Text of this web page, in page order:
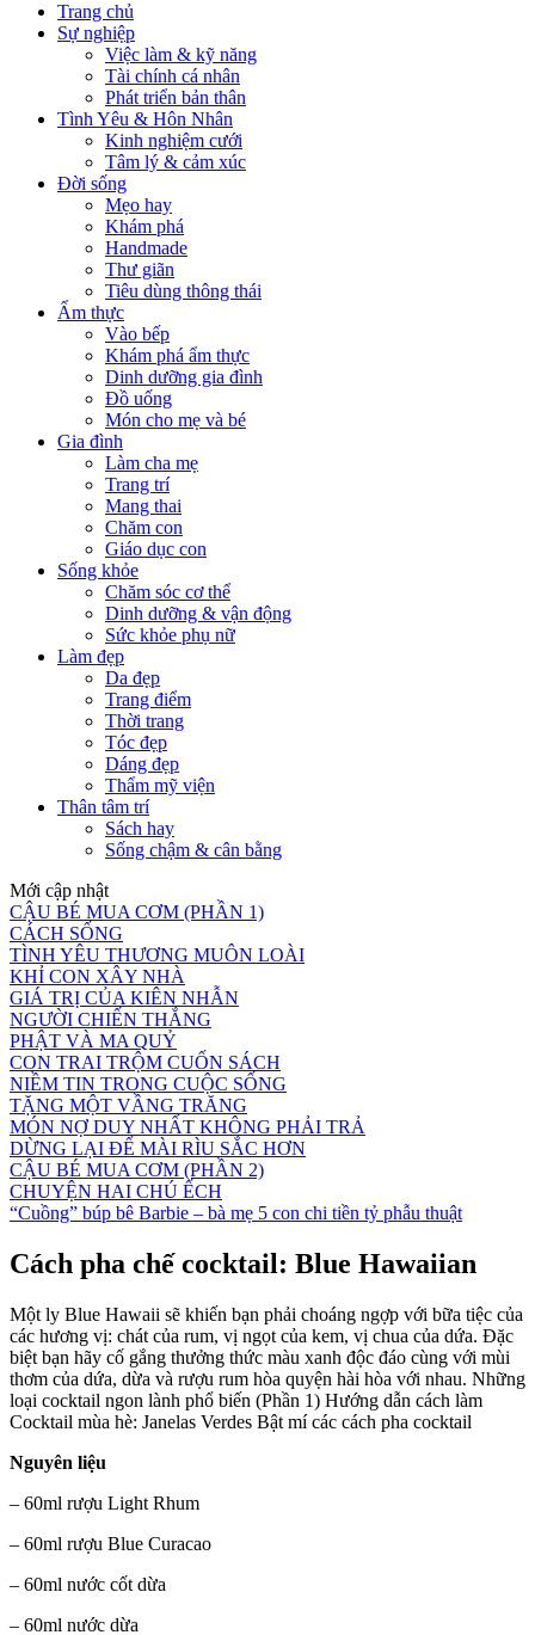
Trang chủ
Sự nghiệp
Việc làm & kỹ năng
Tài chính cá nhân
Phát triển bản thân
Tình Yêu & Hôn Nhân
Kinh nghiệm cưới
Tâm lý & cảm xúc
Đời sống
Mẹo hay
Khám phá
Handmade
Thư giãn
Tiêu dùng thông thái
Ẩm thực
Vào bếp
Khám phá ẩm thực
Dinh dưỡng gia đình
Đồ uống
Món cho mẹ và bé
Gia đình
Làm cha mẹ
Trang trí
Mang thai
Chăm con
Giáo dục con
Sống khỏe
Chăm sóc cơ thể
Dinh dưỡng & vận động
Sức khỏe phụ nữ
Làm đẹp
Da đẹp
Trang điểm
Thời trang
Tóc đẹp
Dáng đẹp
Thẩm mỹ viện
Thân tâm trí
Sách hay
Sống chậm & cân bằng
Mới cập nhật
CẬU BÉ MUA CƠM (PHẦN 1)
CÁCH SỐNG
TÌNH YÊU THƯƠNG MUÔN LOÀI
KHỈ CON XÂY NHÀ
GIÁ TRỊ CỦA KIÊN NHẪN
NGƯỜI CHIẾN THẮNG
PHẬT VÀ MA QUỶ
CON TRAI TRỘM CUỐN SÁCH
NIỀM TIN TRONG CUỘC SỐNG
TẶNG MỘT VẦNG TRĂNG
MÓN NỢ DUY NHẤT KHÔNG PHẢI TRẢ
DỪNG LẠI ĐỂ MÀI RÌU SẮC HƠN
CẬU BÉ MUA CƠM (PHẦN 2)
CHUYỆN HAI CHÚ ẾCH
“Cuồng” búp bê Barbie – bà mẹ 5 con chi tiền tỷ phẫu thuật
Cách pha chế cocktail: Blue Hawaiian
Một ly Blue Hawaii sẽ khiến bạn phải choáng ngợp với bữa tiệc của
các hương vị: chát của rum, vị ngọt của kem, vị chua của dứa. Đặc
biệt bạn hãy cố gắng thưởng thức màu xanh độc đáo cùng với mùi
thơm của dứa, dừa và rượu rum hòa quyện hài hòa với nhau. Những
loại cocktail ngon lành phổ biến (Phần 1) Hướng dẫn cách làm
Cocktail mùa hè: Janelas Verdes Bật mí các cách pha cocktail
Nguyên liệu
– 60ml rượu Light Rhum
– 60ml rượu Blue Curacao
– 60ml nước cốt dừa
– 60ml nước dừa